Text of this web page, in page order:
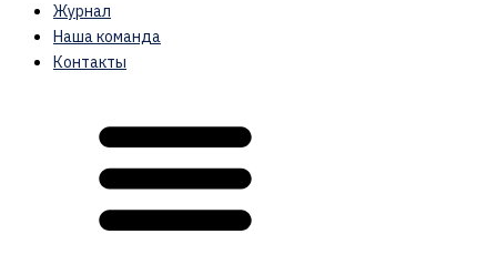
Журнал
Наша команда
Контакты